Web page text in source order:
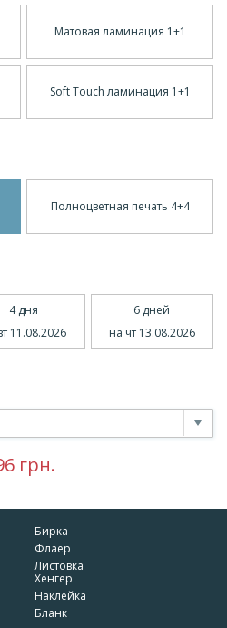
Матовая ламинация 1+1
Soft Touch ламинация 1+1
Полноцветная печать 4+4
4 дня
11.08.2026
6 дней
на чт 13.08.2026
грн.
Бирка
Флаер
Листовка
Хенгер
Наклейка
Бланк